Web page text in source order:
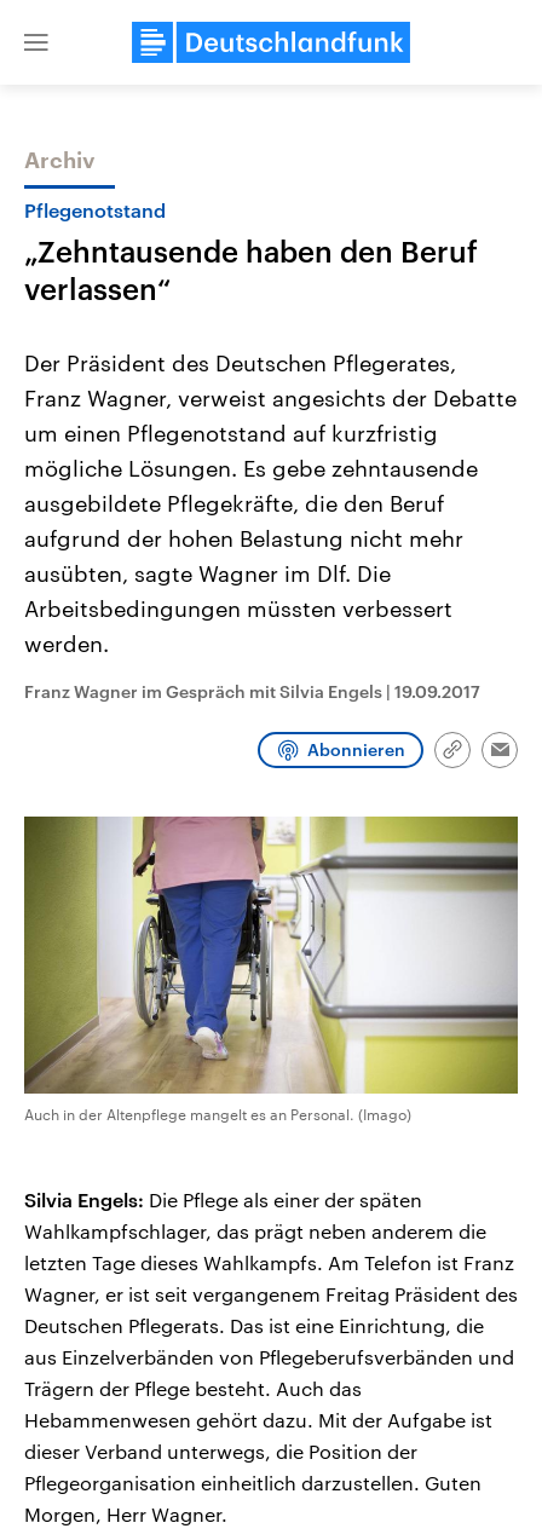
Close
Themen
Landtagswahl Sachsen-Anhalt
2026
Alle Informationen
Sachsen-Anhalt wählt am 6.
September 2026 einen neuen
Landtag. Seit 2021 wird das
Bundesland von einer Koalition aus
CDU, SPD und FDP regiert.-
Umfragen, Prognosen,
Wahlprogramme, aktuelle Berichte
und Hintergründe zu den Parteien
und Kandidaten der anstehenden
Wahl.
USA
Aktuelle Beiträge,
Hintergründe
Wirtschaftlich und
gehören die Vereinigten
den mächtigsten Ländern
mit großem Einfluss auf
aktuelle Weltgeschehen.
Sendungen Programm Podcasts
Archiv
Pflegenotstand
„Zehntausende haben den Beruf
verlassen“
Der Präsident des Deutschen Pflegerates,
Franz Wagner, verweist angesichts der Debatte
um einen Pflegenotstand auf kurzfristig
mögliche Lösungen. Es gebe zehntausende
ausgebildete Pflegekräfte, die den Beruf
aufgrund der hohen Belastung nicht mehr
ausübten, sagte Wagner im Dlf. Die
Arbeitsbedingungen müssten verbessert
werden.
Franz Wagner im Gespräch mit Silvia Engels | 19.09.2017
Abonnieren
Link
Auch in der Altenpflege mangelt es an Personal. (Imago)
Silvia Engels: Die Pflege als einer der späten
Wahlkampfschlager, das prägt neben anderem die
letzten Tage dieses Wahlkampfs. Am Telefon ist Franz
Wagner, er ist seit vergangenem Freitag Präsident des
Deutschen Pflegerats. Das ist eine Einrichtung, die
aus Einzelverbänden von Pflegeberufsverbänden und
Trägern der Pflege besteht. Auch das
Hebammenwesen gehört dazu. Mit der Aufgabe ist
dieser Verband unterwegs, die Position der
Pflegeorganisation einheitlich darzustellen. Guten
Morgen, Herr Wagner.